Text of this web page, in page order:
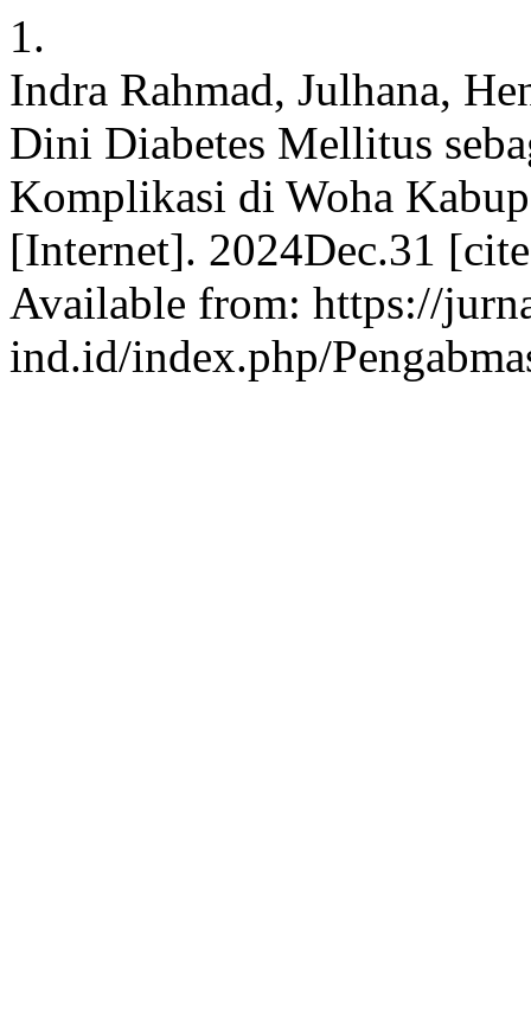
1.
Indra Rahmad, Julhana,
Dini Diabetes Mellitus
Komplikasi di Woha
[Internet]. 2024Dec.31
Available from: https://
ind.id/index.php/